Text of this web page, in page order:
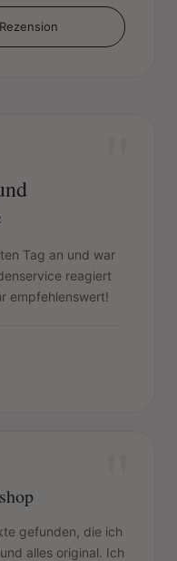
Tag an und war
reagiert
empfehlenswert!
gefunden, die ich
alles original. Ich